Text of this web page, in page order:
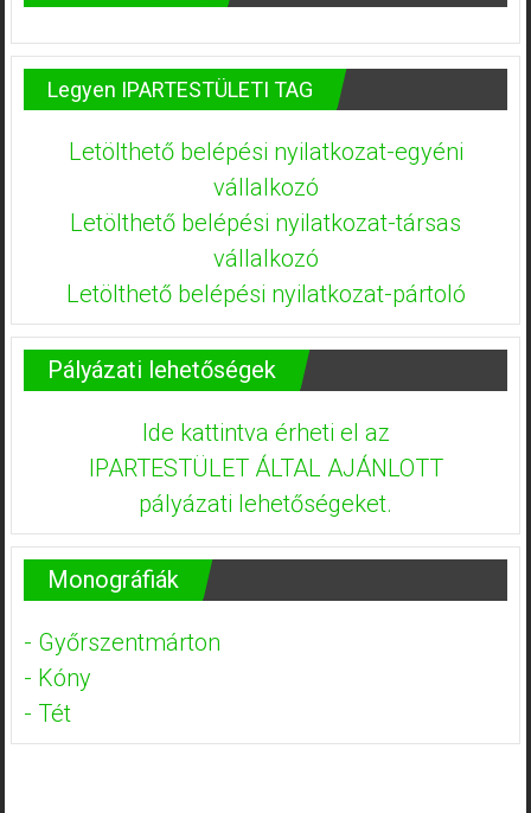
Legyen IPARTESTÜLETI TAG
Letölthető belépési nyilatkozat-egyéni
vállalkozó
Letölthető belépési nyilatkozat-társas
vállalkozó
Letölthető belépési nyilatkozat-pártoló
Pályázati lehetőségek
Ide kattintva érheti el az
IPARTESTÜLET ÁLTAL AJÁNLOTT
pályázati lehetőségeket.
Monográfiák
- Győrszentmárton
- Kóny
- Tét